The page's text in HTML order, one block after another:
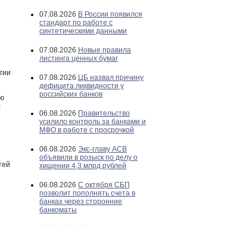
07.08.2026 В России появился
стандарт по работе с
синтетическими данными
07.08.2026 Новые правила
листинга ценных бумаг
07.08.2026 ЦБ назвал причину
дефицита ликвидности у
российских банков
06.08.2026 Правительство
усилило контроль за банками и
МФО в работе с просрочкой
06.08.2026 Экс-главу АСВ
объявили в розыск по делу о
хищении 4,3 млрд рублей
06.08.2026 С октября СБП
позволит пополнять счета в
банках через сторонние
банкоматы